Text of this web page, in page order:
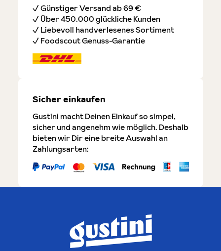
✓ Günstiger Versand ab 69 €
✓ Über 450.000 glückliche Kunden
✓ Liebevoll handverlesenes Sortiment
✓ Foodscout Genuss-Garantie
Sicher einkaufen
Gustini macht Deinen Einkauf so simpel,
sicher und angenehm wie möglich. Deshalb
bieten wir Dir eine breite Auswahl an
Zahlungsarten: